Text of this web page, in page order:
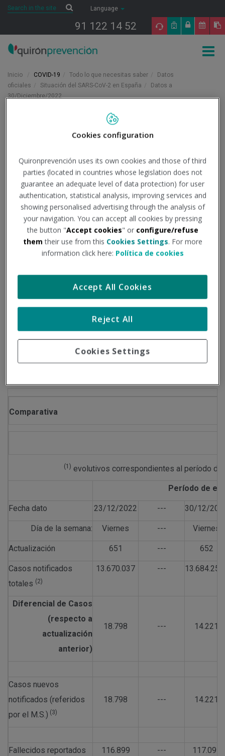
Saltar al contenido
Search SearchLanguage
91 122 14 52
Inicio COVID-19 Todo lo que necesitas saber
Datos
oficiales
Situación del SARS-CoV-2 en España
Datos a
30/Diciembre/2022
Datos a
30/Diciembre/2022
Institución - Fuente:Ministerio de Sanidad
Tipo de documento:Información oficial
datos epidemiológicos, según las cifras publicadas en la
página del Ministerio de Sanidad:
Datos del período comprendido entre: 23/12/2022 al
06/01/2023
Información facilitada por el Ministerio de Sanidad
Comparativa
(1) evolutivos correspondientes al período de
Período de
Fecha dato 23/12/2022 --- 30/12/
Día de la semana: Viernes --- Viernes
Actualización 651 --- 652
Casos notificados
totales (2)
13.670.037 --- 13.684.258
Diferencial de Casos
(respecto a
actualización
anterior)
18.798 --- 14.221
Casos nuevos
notificados (referidos
por el M.S.) (3)
18.798 --- 14.221
Fallecidos reportados 116.899 --- 117.095
Cookies configuration
Quironprevención uses its own cookies and those of third
parties (located in countries whose legislation does not
guarantee an adequate level of data protection) for user
authentication, statistical analysis, improving services and
showing personalised advertising through the analysis of
your navigation. You can accept all cookies by pressing
the button "Accept cookies" or configure/refuse
them their use from this Cookies Settings. For more
information click here: Política de cookies
Cookies Settings
Reject All
Accept All Cookies